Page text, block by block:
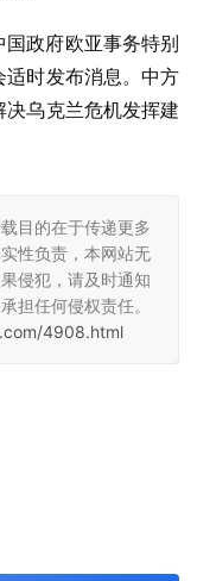
政府欧亚事务特别
时发布消息。中方
乌克兰危机发挥建
目的在于传递更多
性负责，本网站无
侵犯，请及时通知
担任何侵权责任。
4908.html